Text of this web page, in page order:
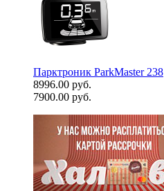
Парктроник ParkMaster 238
8996.00 руб.
7900.00 руб.